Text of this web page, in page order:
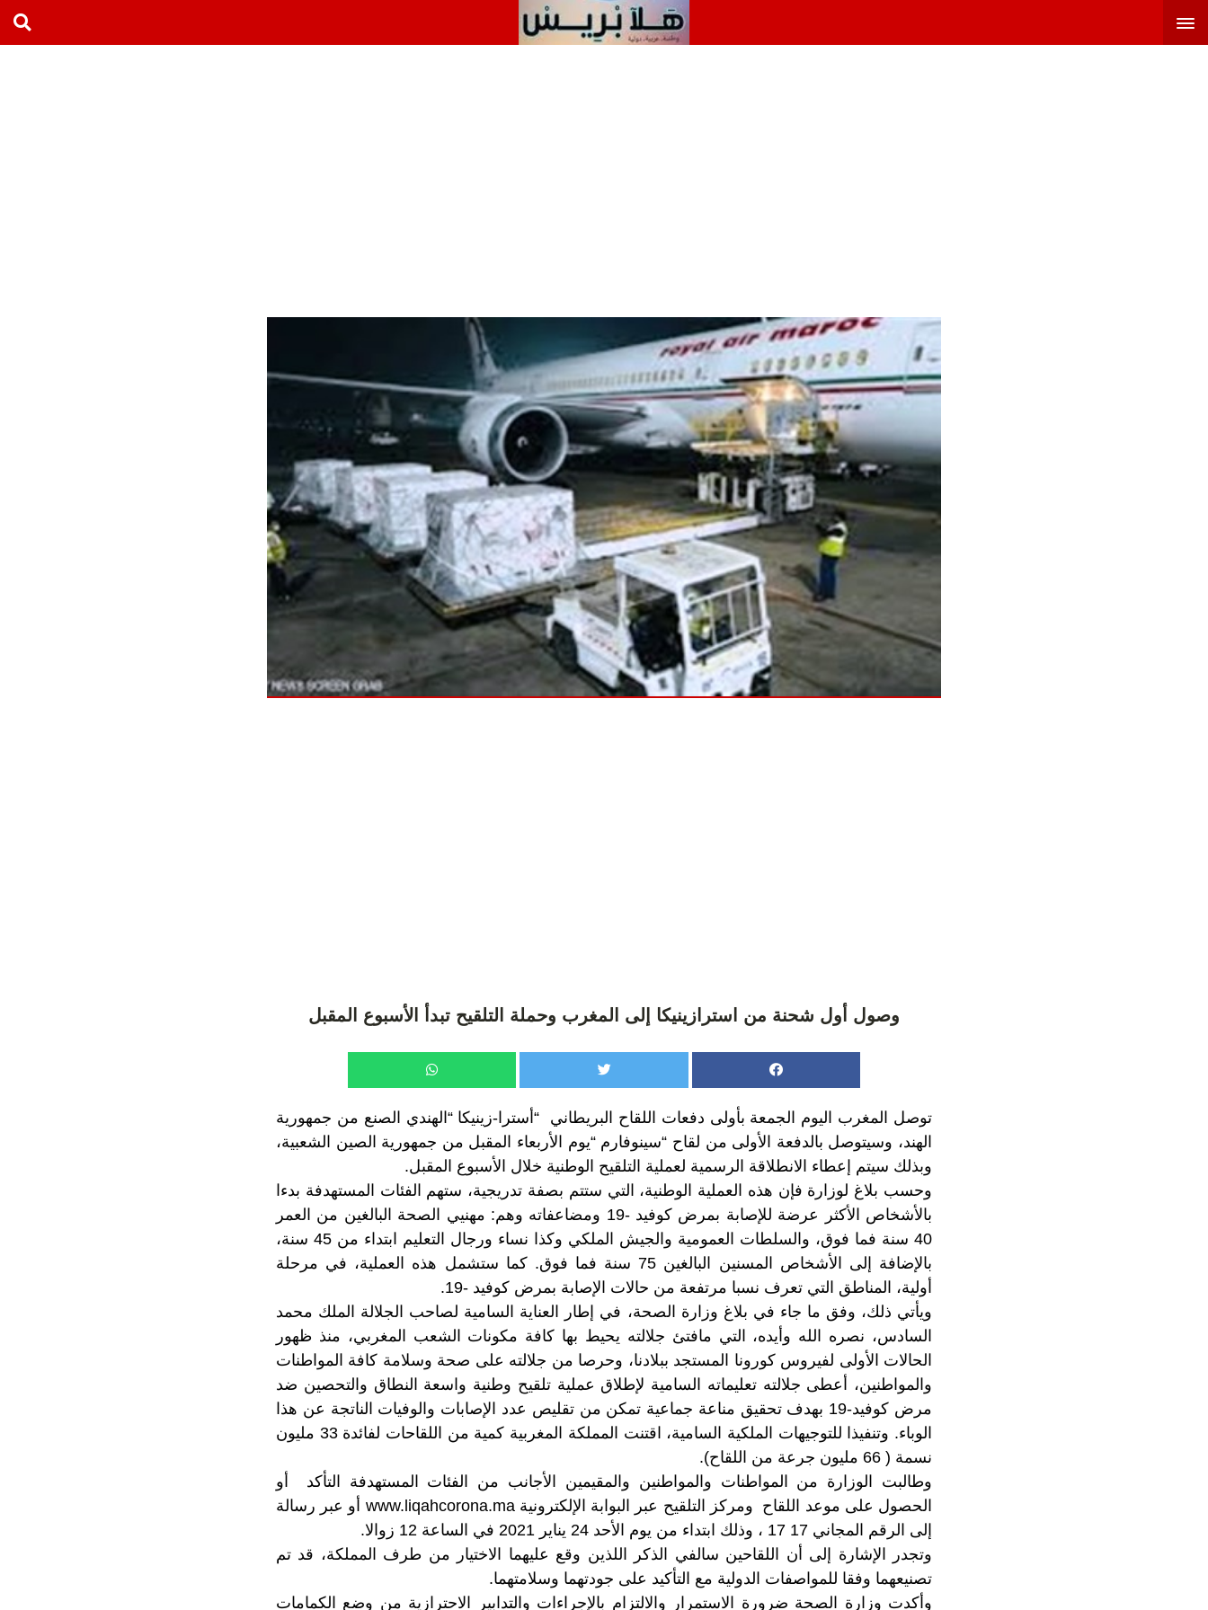
وصول أول شحنة من استرازينيكا إلى المغرب وحملة التلقيح تبدأ الأسبوع المقبل
توصل المغرب اليوم الجمعة بأولى دفعات اللقاح البريطاني “أسترا-زينيكا “الهندي الصنع من جمهورية
الهند، وسيتوصل بالدفعة الأولى من لقاح “سينوفارم “يوم الأربعاء المقبل من جمهورية الصين الشعبية،
وبذلك سيتم إعطاء الانطلاقة الرسمية لعملية التلقيح الوطنية خلال الأسبوع المقبل.
وحسب بلاغ لوزارة فإن هذه العملية الوطنية، التي ستتم بصفة تدريجية، ستهم الفئات المستهدفة بدءا
بالأشخاص الأكثر عرضة للإصابة بمرض كوفيد -19 ومضاعفاته وهم: مهنيي الصحة البالغين من العمر
40 سنة فما فوق، والسلطات العمومية والجيش الملكي وكذا نساء ورجال التعليم ابتداء من 45 سنة،
بالإضافة إلى الأشخاص المسنين البالغين 75 سنة فما فوق. كما ستشمل هذه العملية، في مرحلة
أولية، المناطق التي تعرف نسبا مرتفعة من حالات الإصابة بمرض كوفيد -19.
ويأتي ذلك، وفق ما جاء في بلاغ وزارة الصحة، في إطار العناية السامية لصاحب الجلالة الملك محمد
السادس، نصره الله وأيده، التي مافتئ جلالته يحيط بها كافة مكونات الشعب المغربي، منذ ظهور
الحالات الأولى لفيروس كورونا المستجد ببلادنا، وحرصا من جلالته على صحة وسلامة كافة المواطنات
والمواطنين، أعطى جلالته تعليماته السامية لإطلاق عملية تلقيح وطنية واسعة النطاق والتحصين ضد
مرض كوفيد-19 بهدف تحقيق مناعة جماعية تمكن من تقليص عدد الإصابات والوفيات الناتجة عن هذا
الوباء. وتنفيذا للتوجيهات الملكية السامية، اقتنت المملكة المغربية كمية من اللقاحات لفائدة 33 مليون
نسمة ( 66 مليون جرعة من اللقاح).
وطالبت الوزارة من المواطنات والمواطنين والمقيمين الأجانب من الفئات المستهدفة التأكد أو
الحصول على موعد اللقاح ومركز التلقيح عبر البوابة الإلكترونية www.liqahcorona.ma أو عبر رسالة
إلى الرقم المجاني 17 17 ، وذلك ابتداء من يوم الأحد 24 يناير 2021 في الساعة 12 زوالا.
وتجدر الإشارة إلى أن اللقاحين سالفي الذكر اللذين وقع عليهما الاختيار من طرف المملكة، قد تم
تصنيعهما وفقا للمواصفات الدولية مع التأكيد على جودتهما وسلامتهما.
وأكدت وزارة الصحة ضرورة الاستمرار والالتزام بالإجراءات والتدابير الاحترازية من وضع الكمامات